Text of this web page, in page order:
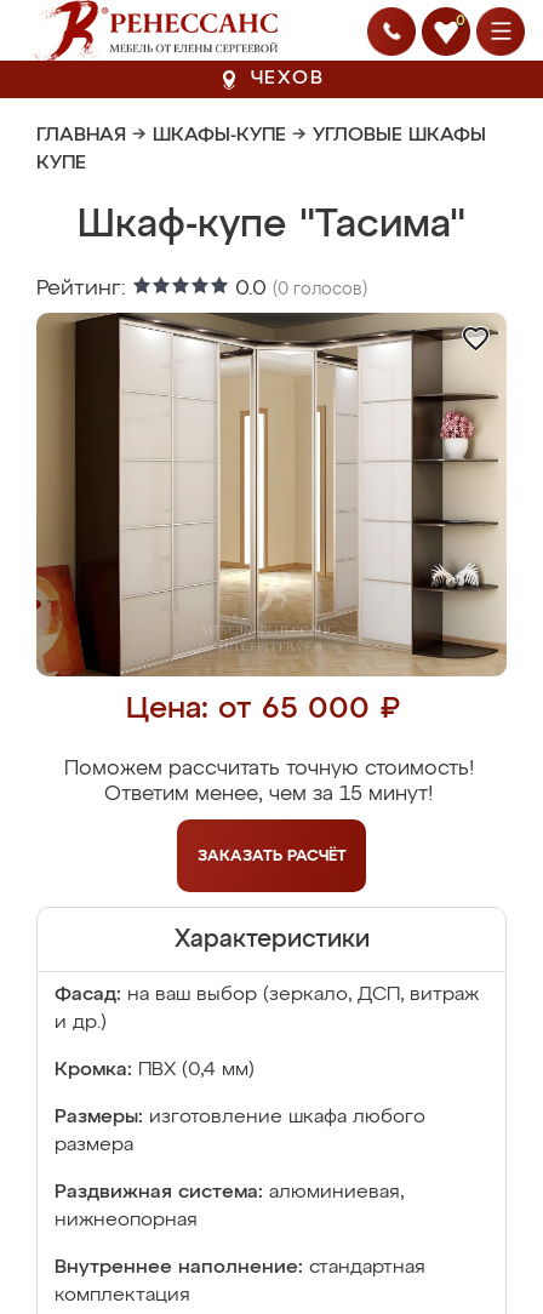
0
ЧЕХОВ
ГЛАВНАЯ → ШКАФЫ-КУПЕ → УГЛОВЫЕ ШКАФЫ
КУПЕ
Шкаф-купе "Тасима"
Рейтинг: 0.0 (0 голосов)
Цена: от 65 000 ₽
Поможем рассчитать точную стоимость!
Ответим менее, чем за 15 минут!
ЗАКАЗАТЬ РАСЧЁТ
Характеристики
Фасад: на ваш выбор (зеркало, ДСП, витраж
и др.)
Кромка: ПВХ (0,4 мм)
Размеры: изготовление шкафа любого
размера
Раздвижная система: алюминиевая,
нижнеопорная
Внутреннее наполнение: стандартная
комплектация